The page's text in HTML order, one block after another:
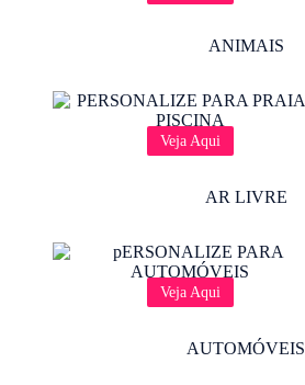
ANIMAIS
Veja Aqui
AR LIVRE
Veja Aqui
AUTOMÓVEIS